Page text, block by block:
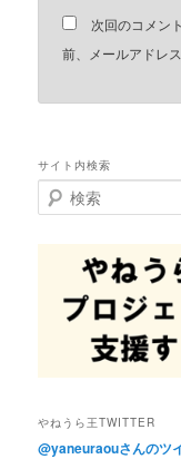
次回のコメン
前、メールアドレ
サイト内検索
検
索
やねうら王TWITTER
@yaneuraouさんのツ